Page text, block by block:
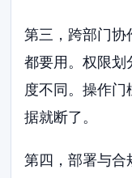
第三，跨部门协
都要用。权限划
度不同。操作
据就断了。
第四，部署与合